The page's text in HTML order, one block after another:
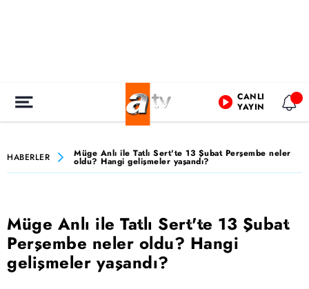
CANLI
YAYIN
HABERLER Müge Anlı ile Tatlı Sert'te 13 Şubat Perşembe neler
oldu? Hangi gelişmeler yaşandı?
Müge Anlı ile Tatlı Sert'te 13 Şubat
Perşembe neler oldu? Hangi
gelişmeler yaşandı?